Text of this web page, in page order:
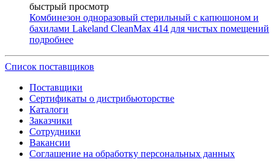
быстрый просмотр
Комбинезон одноразовый стерильный с капюшоном и
бахилами Lakeland CleanMax 414 для чистых помещений
подробнее
Cписок поставщиков
Поставщики
Сертификаты о дистрибьюторстве
Каталоги
Заказчики
Сотрудники
Вакансии
Соглашение на обработку персональных данных